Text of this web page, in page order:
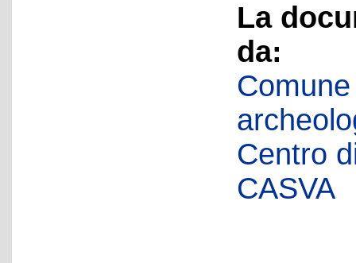
La
da:
Centro
CASVA